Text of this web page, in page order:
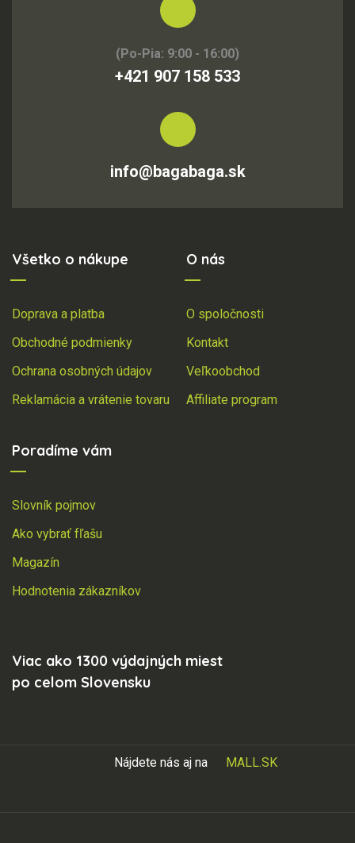
(Po-Pia: 9:00 - 16:00)
+421 907 158 533
info@bagabaga.sk
Všetko o nákupe
Doprava a platba
Obchodné podmienky
Ochrana osobných údajov
Reklamácia a vrátenie tovaru
O nás
O spoločnosti
Kontakt
Veľkoobchod
Affiliate program
Poradíme vám
Slovník pojmov
Ako vybrať fľašu
Magazín
Hodnotenia zákazníkov
Viac ako 1300 výdajných miest
po celom Slovensku
Nájdete nás aj na MALL.SK